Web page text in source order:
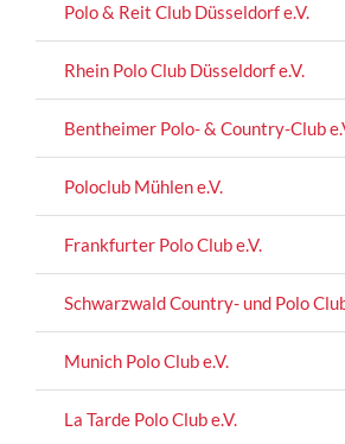
Polo & Reit Club Düsseldorf e.V.
Rhein Polo Club Düsseldorf e.V.
Bentheimer Polo- & Country-Club
Poloclub Mühlen e.V.
Frankfurter Polo Club e.V.
Schwarzwald Country- und Polo
Munich Polo Club e.V.
La Tarde Polo Club e.V.